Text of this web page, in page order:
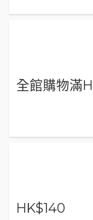
全館購物滿
HK$140